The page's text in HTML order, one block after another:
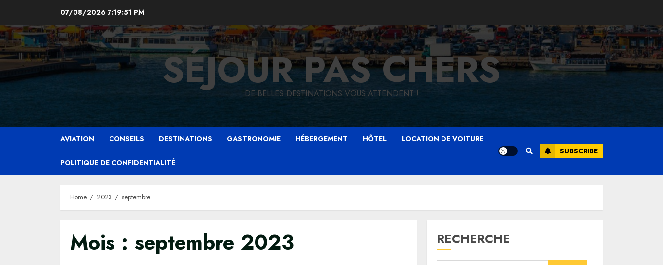
content
07/08/2026 7:19:52 PM
SÉJOUR PAS CHERS
DE BELLES DESTINATIONS VOUS ATTENDENT !
AVIATION CONSEILS DESTINATIONS GASTRONOMIE HÉBERGEMENT HÔTEL LOCATION DE VOITURE
POLITIQUE DE CONFIDENTIALITÉ
SUBSCRIBE
Home 2023 septembre
Mois : septembre 2023 RECHERCHE